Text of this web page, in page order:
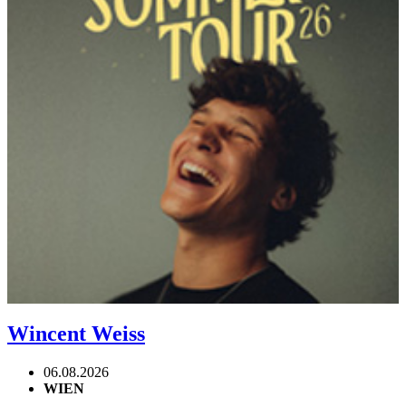
Wincent Weiss
06.08.2026
WIEN